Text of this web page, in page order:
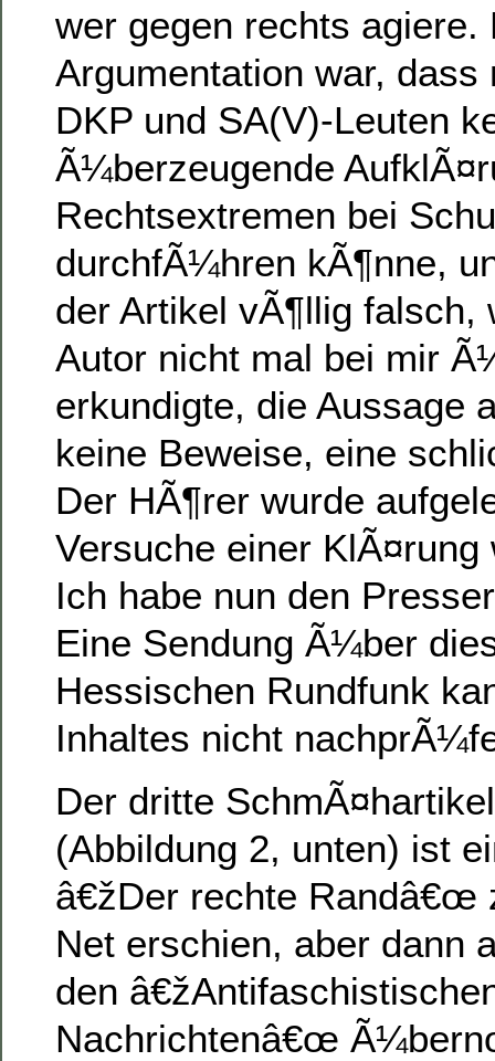
wer gegen rechts agiere.
Argumentation war, dass
DKP und SA(V)-Leuten
Ã¼berzeugende
Rechtsextremen bei
durchfÃ¼hren kÃ¶nne,
der Artikel vÃ¶llig falsch,
Autor nicht mal bei mir
erkundigte, die Aussage
keine Beweise, eine
Der HÃ¶rer wurde
Versuche einer
Ich habe nun den
Eine Sendung Ã¼ber
Hessischen Rundfunk
Inhaltes nicht
Der dritte
(Abbildung 2, unten) ist
â€žDer rechte Randâ€œ
Net erschien, aber dann
den
Nachrichtenâ€œ